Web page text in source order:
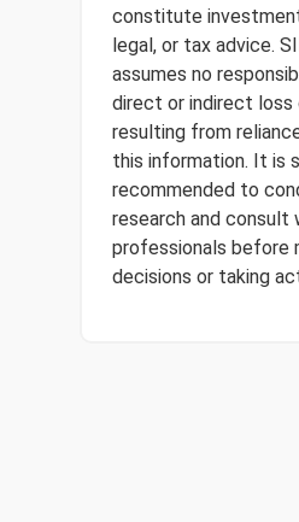
constitute
legal, or tax advice.
assumes no
direct or indirect loss
resulting from
this information. It is
recommended to
research and consult
professionals before
decisions or taking